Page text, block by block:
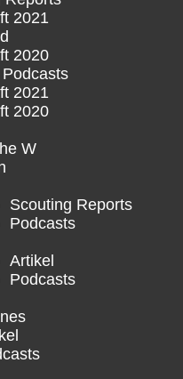
2021
2020
2021
2020
W
Scouting Reports
Podcasts
Artikel
Podcasts